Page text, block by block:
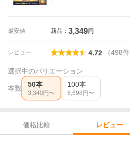
最安値 新品： 3,349円
レビュー 4.72 （498件
選択中のバリエーション
本数 50本
3,340 円〜
100本
6,698 円〜
価格比較 レビュー